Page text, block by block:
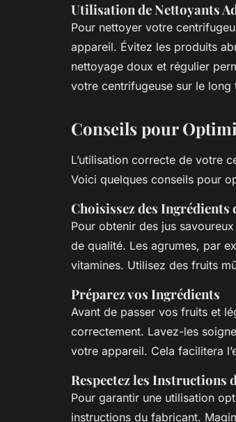
Utilisation de Nettoyants
Pour nettoyer votre
appareil. Évitez les produits
nettoyage doux et régulier
votre centrifugeuse sur le long
Conseils pour
L’utilisation correcte de votre
Voici quelques conseils pour
Choisissez des Ingrédients
Pour obtenir des jus
de qualité. Les agrumes, par
vitamines. Utilisez des fruits
Préparez vos Ingrédients
Avant de passer vos fruits et
correctement. Lavez-les
votre appareil. Cela facilitera
Respectez les Instructions
Pour garantir une utilisation
instructions du fabricant.